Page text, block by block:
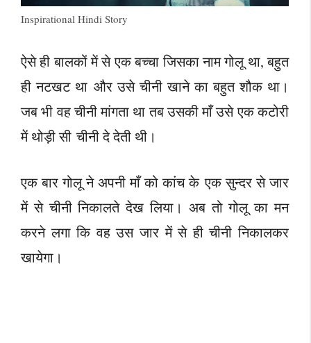
Inspirational Hindi Story
ऐसे ही बालकों में से एक बच्चा जिसका नाम गोलू था, बहुत
ही नटखट था और उसे चीनी खाने का बहुत शौक था।
जब भी वह चीनी मांगता था तब उसकी माँ उसे एक कटोरी
में थोड़ी सी चीनी दे देती थी।
एक बार गोलू ने अपनी माँ को कांच के एक सुन्दर से जार
में से चीनी निकालते देख लिया। अब तो गोलू का मन
करने लगा कि वह उस जार में से ही चीनी निकालकर
खायेगा।